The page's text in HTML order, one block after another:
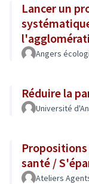
Lancer un
Angers
Réduire la
Université
santé /
Ateliers